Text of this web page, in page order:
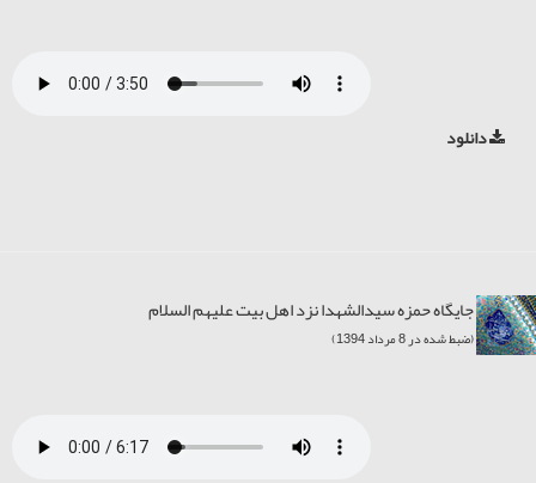
دانلود
جایگاه حمزه سیدالشهدا نزد اهل بیت علیهم السلام
(ضبط شده در 8 مرداد 1394)